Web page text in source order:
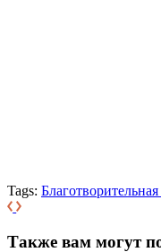
Tags:
Также вам могут